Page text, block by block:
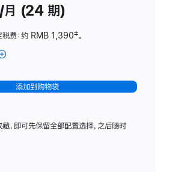
(24 期)
税费：约 RMB 1,390脚
‡。
添加到购物袋
，即可先保留全部配置选择，之后随时